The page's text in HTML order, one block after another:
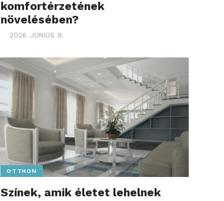
komfortérzetének
növelésében?
2026. JÚNIUS 9.
OTTHON
Színek, amik életet lehelnek